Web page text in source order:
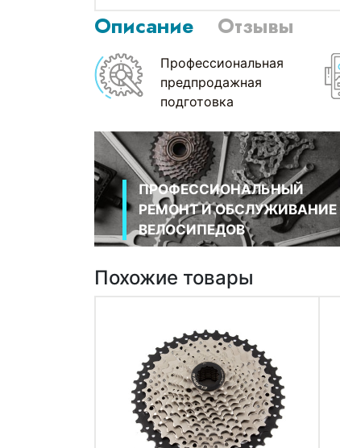
Описание Отзывы
Профессиональная
предпродажная
подготовка
ПРОФЕССИОНАЛЬНЫЙ
РЕМОНТ И ОБСЛУЖИВАНИЕ
ВЕЛОСИПЕДОВ
Похожие товары